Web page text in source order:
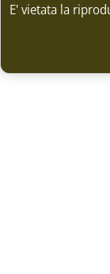
E' vietata la